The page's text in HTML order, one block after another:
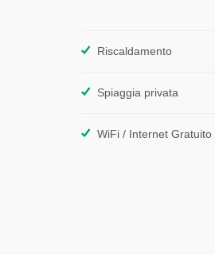
Riscaldamento
Spiaggia privata
WiFi / Internet Gratuito